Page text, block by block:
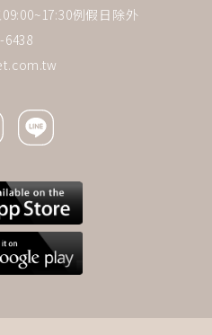
例假日除外
6438
icon
Line icon